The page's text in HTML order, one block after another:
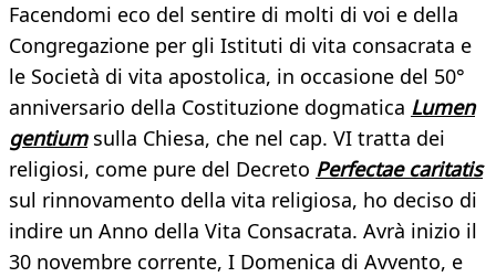
Facendomi eco del sentire di molti di voi e della
Congregazione per gli Istituti di vita consacrata e
le Società di vita apostolica, in occasione del 50°
anniversario della Costituzione dogmatica Lumen
gentium sulla Chiesa, che nel cap. VI tratta dei
religiosi, come pure del Decreto Perfectae caritatis
sul rinnovamento della vita religiosa, ho deciso di
indire un Anno della Vita Consacrata. Avrà inizio il
30 novembre corrente, I Domenica di Avvento, e